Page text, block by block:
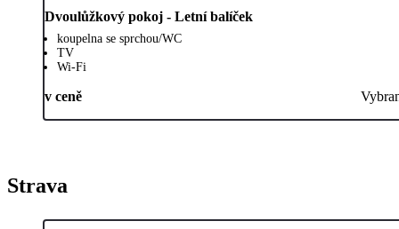
Dvoulůžkový pokoj - Letní balíček
koupelna se sprchou/WC
TV
Wi-Fi
v ceně
Strava